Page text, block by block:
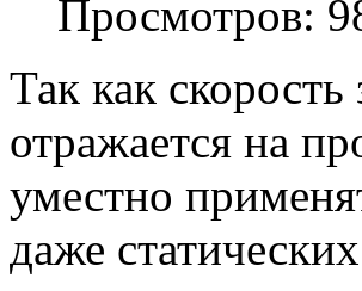
Просмотров:
Так как
отражается на
уместно
даже